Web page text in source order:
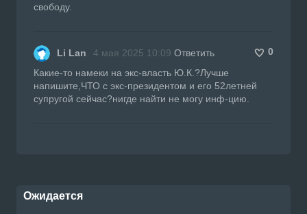
свободу.
Li Lan 4 мая 2025 10:09 Ответить
0
Какие-то намеки на экс-власть Ю.К.?Лучше
напишите,ЧТО с экс-президентом и его 52летней
супругой сейчас?нигде найти не могу инф-цию.
Ожидается